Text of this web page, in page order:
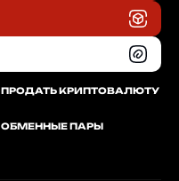
ПРОДАТЬ КРИПТОВАЛЮТУ
ОБМЕННЫЕ ПАРЫ